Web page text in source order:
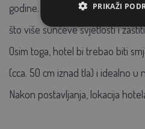
godine. Preporučljivo je
što više sunčeve svjetlosti i
Osim toga, hotel bi trebao biti
(cca. 50 cm iznad tla) i idealno u
Nakon postavljanja, lokacija
PRIKAŽI